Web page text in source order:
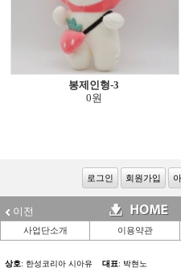
봉제인형-3
0원
로그인 회원가입
이전
사업단소개 이용약관
상호: 한성코리아 시아유 대표: 박현노